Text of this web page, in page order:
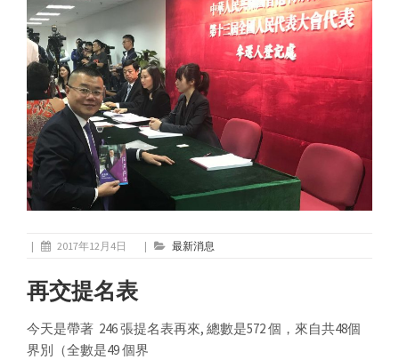
| 2017年12月4日 | 最新消息
再交提名表
今天是帶著 246 張提名表再來, 總數是572 個，來自共48個
界別（全數是49 個界